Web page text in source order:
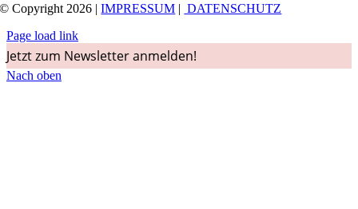
© Copyright 2026 |IMPRESSUM | DATENSCHUTZ
Page load link
Jetzt zum Newsletter anmelden!
Nach oben